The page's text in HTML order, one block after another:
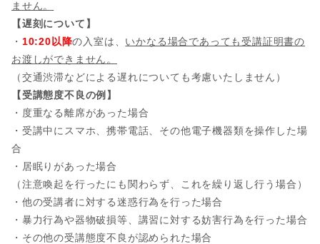
ません。
【遅刻について】
・ 10:20以降の入室は、 いかなる場合であっても受講証明書の
お渡しができません。
（交通渋滞などによる遅れについても考慮いたしません）
【受講態度不良の例】
・度重なる離席があった場合
・受講中にスマホ、携帯電話、その他電子機器類を操作した場
合
・居眠りがあった場合
（注意喚起を行ったにも関わらず、これを繰り返し行う場合）
・他の受講者に対する迷惑行為を行った場合
・暴力行為や器物破損等、講習に対する妨害行為を行った場合
・その他の受講態度不良が認められた場合